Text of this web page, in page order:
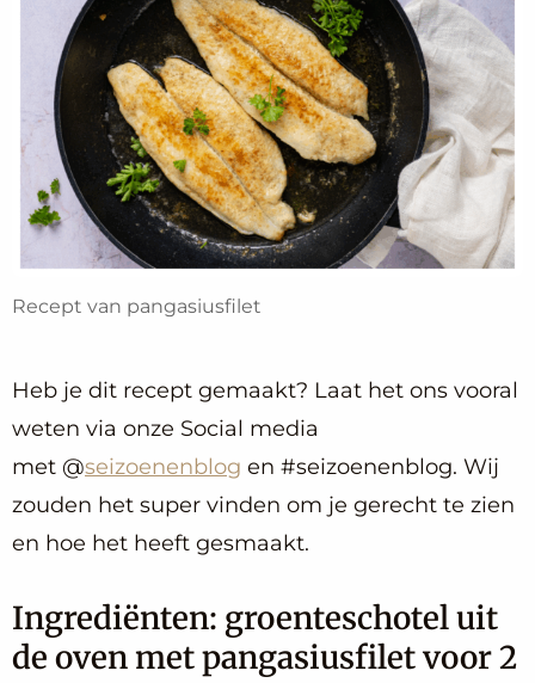
Recept van pangasiusfilet
Heb je dit recept gemaakt? Laat het ons vooral
weten via onze Social media
met @seizoenenblog en #seizoenenblog. Wij
zouden het super vinden om je gerecht te zien
en hoe het heeft gesmaakt.
Ingrediënten: groenteschotel uit
de oven met pangasiusfilet voor 2